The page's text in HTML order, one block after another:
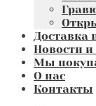
Доставка
Новости и
Мы
О нас
Контакты